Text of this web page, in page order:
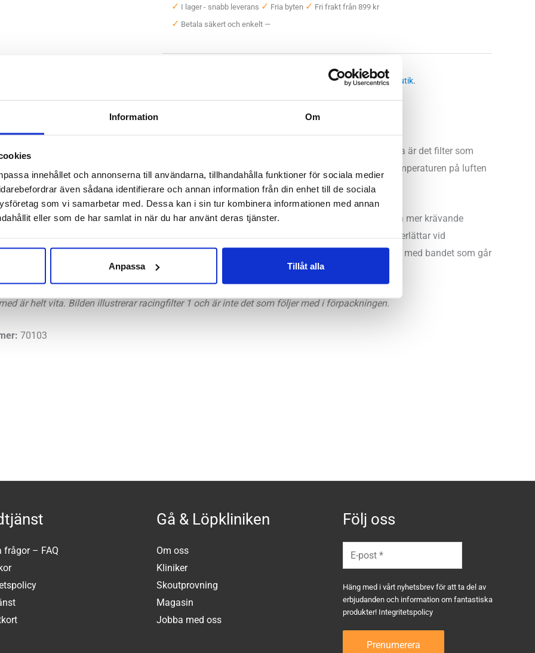
Information Om
innehållet och annonserna till användarna, tillhandahålla funktioner för sociala medier
även sådana identifierare och annan information från din enhet till de sociala
som vi samarbetar med. Dessa kan i sin tur kombinera informationen med annan
eller som de har samlat in när du har använt deras tjänster.
Anpassa Tillåt alla
mängd
✓ I lager - snabb leverans ✓ Fria byten ✓ Fri frakt från 899 kr
✓ Betala säkert och enkelt —
Saldo weblager. För aktuellt butikssaldo, kontakta din närmsta
butik.
sig för personer som är känsliga för kyla, till exempel har astma eller kärlkramp. Airtrim Astma är det filter som
och värme. Airtrim Astma levereras med två Astma-/Sportfilter och kan förändra inandningstemperaturen på luften
perfekt för promenader och aktiviteter i lugnare tempo. Om du ska träna eller utföra annan mer krävande
som levereras med ett filter som släpper igenom mer luft, vilket underlättar vid
Masken finns enbart i en storlek och passar de flesta. Hur hårt den sitter fast justeras enkelt med bandet som går
som finns passar masken.
är helt vita. Bilden illustrerar racingfilter 1 och är inte det som följer med i förpackningen.
70103
frågor – FAQ
Gå & Löpkliniken
Om oss
Kliniker
Skoutprovning
Magasin
Jobba med oss
Följ oss
Häng med i vårt nyhetsbrev för att ta del av
erbjudanden och information om fantastiska
produkter! Integritetspolicy